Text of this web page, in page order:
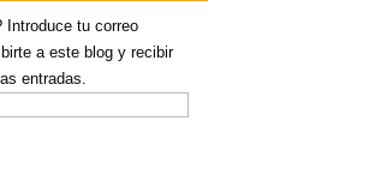
Introduce tu correo
a este blog y recibir
entradas.